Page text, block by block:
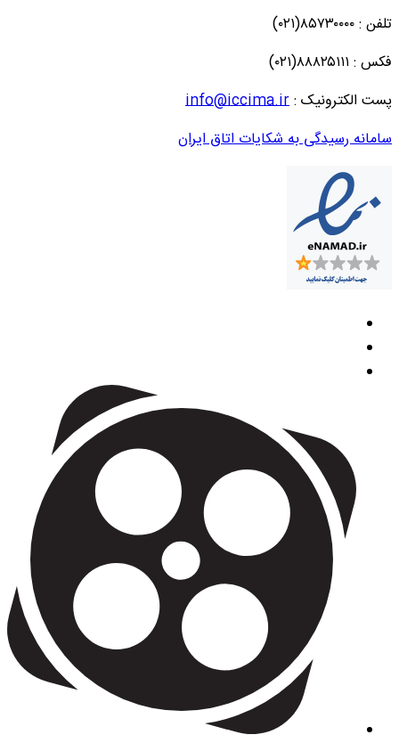
تلفن : ۸۵۷۳۰۰۰۰(۰۲۱)
فکس : ۸۸۸۲۵۱۱۱(۰۲۱)
پست الکترونیک :info@iccima.ir
سامانه رسیدگی به شکایات اتاق ایران